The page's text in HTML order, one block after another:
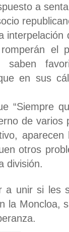
a
el
saben
en sus
“Siempre
de
otros
división.
a unir si les
la Moncloa,